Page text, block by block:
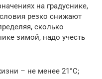
на градуснике,
резко снижают
сколько
зимой, надо учесть
– не менее 21°С;